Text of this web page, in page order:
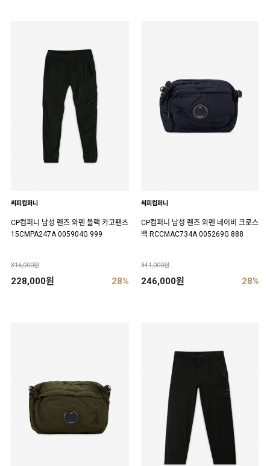
씨피컴퍼니
CP컴퍼니 남성 렌즈 와펜 블랙 카고팬츠
15CMPA247A 005904G 999
316,000원
228,000원 28%
씨피컴퍼니
CP컴퍼니 남성 렌즈 와펜 네이비 크로스
백 RCCMAC734A 005269G 888
341,000원
246,000원 28%